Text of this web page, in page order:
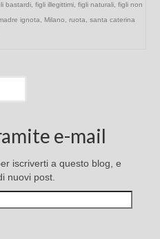
bastardi figli illegittimi figli naturali figli non
ignota Milano ruota
santa caterina
e-mail
iscriverti a questo blog, e
nuovi post.